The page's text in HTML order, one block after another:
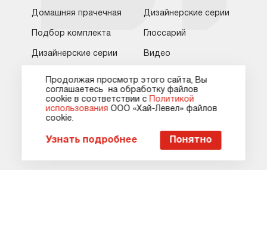
Ростов-на-Дону
О компании Ремонт
Оплата Контакты
Доставка Статьи и акции
Сервисные центры Кредит и рассрочка
Гарантия Карта сайта
Пожаловаться руководству
Домашняя прачечная
Подбор комплекта
Дизайнерские серии
Дизайнерские серии
Глоссарий
Видео
Мы в соцсетях
Пожаловаться руководству
Продолжая просмотр этого сайта, Вы
соглашаетесь на обработку файлов
сооkie в соответствии с
Политикой
использования ООО «Хай-Левел» файлов
сооkіе.
Узнать подробнее Понятно